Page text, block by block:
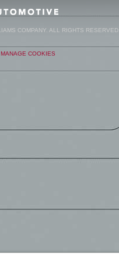
COMPANY. ALL RIGHTS RESERVED.
MANAGE COOKIES